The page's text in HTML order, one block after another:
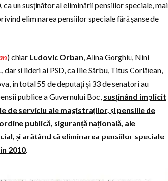
un susţinător al eliminării pensiilor speciale, mai
eliminarea pensiilor speciale fără şanse de
) chiar Ludovic Orban, Alina Gorghiu, Nini
dar și lideri ai PSD, ca Ilie Sârbu, Titus Corlățean,
în total 55 de deputați și 33 de senatori au
publice a Guvernului Boc, susținând implicit
de serviciu ale magistraților, și pensiile de
publică, siguranță națională, ale
și arătând că eliminarea pensiilor speciale
2010.